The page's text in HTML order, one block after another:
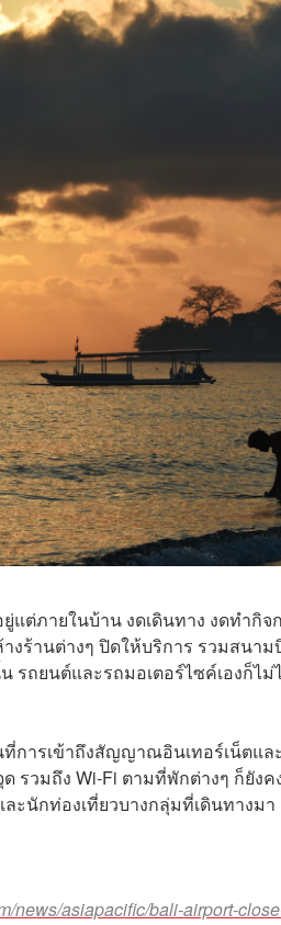
แต่ภายในบ้าน งดเดินทาง งดทำกิ
งร้านต่างๆ ปิดให้บริการ รวมสนา
รถยนต์และรถมอเตอร์ไซค์เองก็
การเข้าถึงสัญญาณอินเทอร์เน็ตแล
รวมถึง Wi-Fi ตามที่พักต่างๆ ก็ยัง
นักท่องเที่ยวบางกลุ่มที่เดินทางมา
news/asiapacific/bali-airport-